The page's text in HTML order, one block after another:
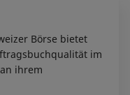
Börse bietet
im
ihrem